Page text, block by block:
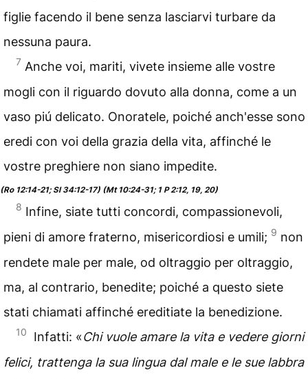
figlie facendo il bene senza lasciarvi turbare da
nessuna paura.
7 Anche voi, mariti, vivete insieme alle vostre
mogli con il riguardo dovuto alla donna, come a un
vaso piú delicato. Onoratele, poiché anch'esse sono
eredi con voi della grazia della vita, affinché le
vostre preghiere non siano impedite.
(Ro 12:14-21; Sl 34:12-17) (Mt 10:24-31; 1 P 2:12, 19, 20)
8 Infine, siate tutti concordi, compassionevoli,
pieni di amore fraterno, misericordiosi e umili; 9 non
rendete male per male, od oltraggio per oltraggio,
ma, al contrario, benedite; poiché a questo siete
stati chiamati affinché ereditiate la benedizione.
10 Infatti: «Chi vuole amare la vita e vedere giorni
felici, trattenga la sua lingua dal male e le sue labbra